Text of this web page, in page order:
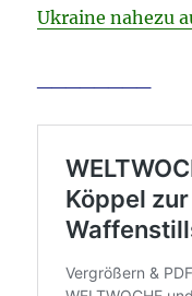
Ukraine nahezu